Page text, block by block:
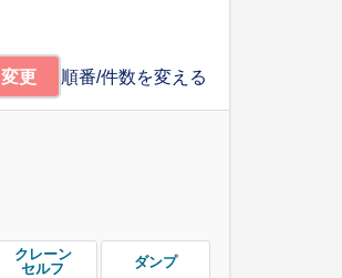
順番/件数を変える
変更
クレーン
セルフ
ダンプ